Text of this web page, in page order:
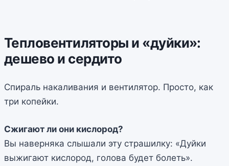
Тепловентиляторы и «дуйки»:
дешево и сердито
Спираль накаливания и вентилятор. Просто, как
три копейки.
Сжигают ли они кислород?
Вы наверняка слышали эту страшилку: «Дуйки
выжигают кислород, голова будет болеть».